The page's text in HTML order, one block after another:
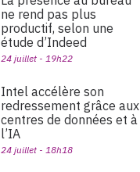
ne rend pas plus
productif, selon une
étude d’Indeed
24 juillet - 19h22
Intel accélère son
redressement grâce aux
centres de données et à
l’IA
24 juillet - 18h18